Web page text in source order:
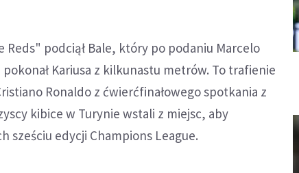
Reds" podciął Bale, który po podaniu Marcelo
Kariusa z kilkunastu metrów. To trafienie
Ronaldo z ćwierćfinałowego spotkania z
kibice w Turynie wstali z miejsc, aby
sześciu edycji Champions League.